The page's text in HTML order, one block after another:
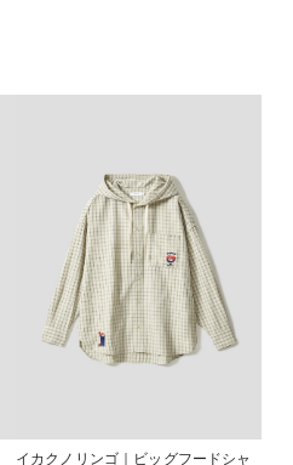
イカクノリンゴ｜ビッグフードシャ